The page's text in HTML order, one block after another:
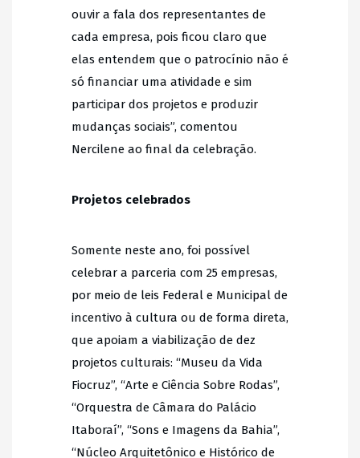
ouvir a fala dos representantes de
cada empresa, pois ficou claro que
elas entendem que o patrocínio não é
só financiar uma atividade e sim
participar dos projetos e produzir
mudanças sociais”, comentou
Nercilene ao final da celebração.
Projetos celebrados
Somente neste ano, foi possível
celebrar a parceria com 25 empresas,
por meio de leis Federal e Municipal de
incentivo à cultura ou de forma direta,
que apoiam a viabilização de dez
projetos culturais: “Museu da Vida
Fiocruz”, “Arte e Ciência Sobre Rodas”,
“Orquestra de Câmara do Palácio
Itaboraí”, “Sons e Imagens da Bahia”,
“Núcleo Arquitetônico e Histórico de